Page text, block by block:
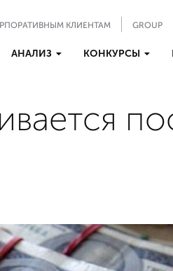
КЛИЕНТАМ GROUP
АНАЛИЗ КОНКУРСЫ